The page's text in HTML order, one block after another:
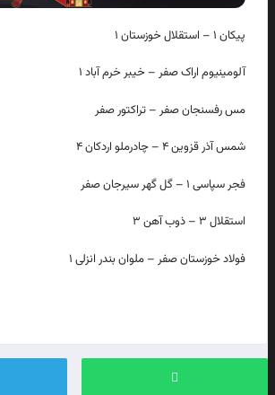
پیکان ۱ – استقلال خوزستان ۱
آلومینیوم اراک صفر – خیبر خرم آباد ۱
مس رفسنجان صفر – تراکتور صفر
شمس آذر قزوین ۴ – چادرملو اردکان ۴
فجر سپاسی ۱ – گل گهر سیرجان صفر
استقلال ۳ – ذوب آهن ۳
فولاد خوزستان صفر – ملوان بندر انزلی ۱